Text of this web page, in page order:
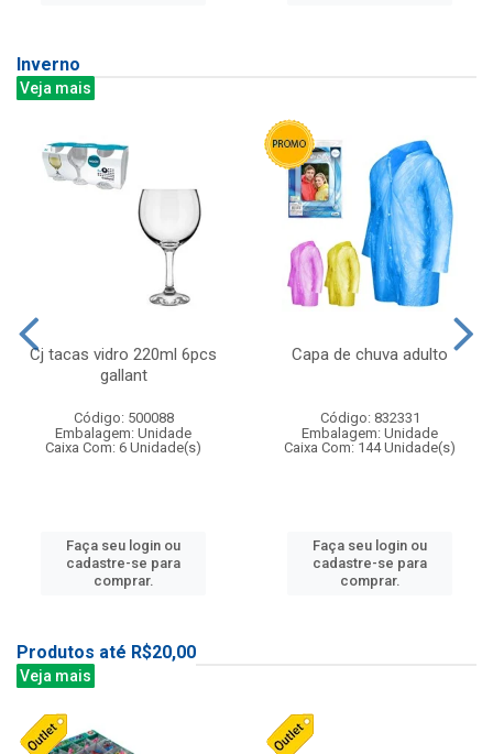
Inverno
Veja mais
Cj tacas vidro 220ml 6pcs
gallant
Código: 500088
Embalagem: Unidade
Caixa Com: 6 Unidade(s)
Faça seu login ou
cadastre-se para
comprar.
Capa de chuva adulto
Código: 832331
Embalagem: Unidade
Caixa Com: 144 Unidade(s)
Faça seu login ou
cadastre-se para
comprar.
Produtos até R$20,00
Veja mais